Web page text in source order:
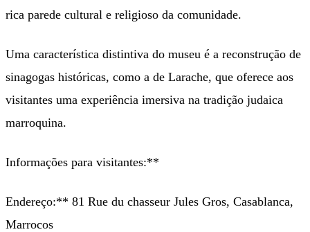
rica parede cultural e religioso da comunidade.
Uma característica distintiva do museu é a reconstrução de
sinagogas históricas, como a de Larache, que oferece aos
visitantes uma experiência imersiva na tradição judaica
marroquina.
Informações para visitantes:**
Endereço:** 81 Rue du chasseur Jules Gros, Casablanca,
Marrocos